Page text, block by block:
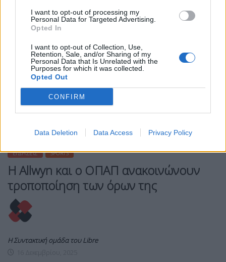
I want to opt-out of processing my
Personal Data for Targeted Advertising.
Opted In
I want to opt-out of Collection, Use,
Retention, Sale, and/or Sharing of my
Personal Data that Is Unrelated with the
Purposes for which it was collected.
Opted Out
CONFIRM
Data Deletion Data Access Privacy Policy
ΕΙΔΉΣΕΙΣ SPORTS
Η Allwyn και ο ΟΠΑΠ ανακοινώνουν
τροποποίηση των όρων της
Η Συντακτική ομάδα του Libre